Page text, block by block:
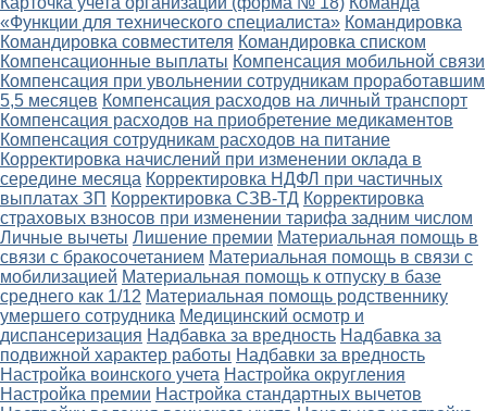
«Функции для технического специалиста» Командировка
Командировка совместителя Командировка списком
Компенсационные выплаты Компенсация мобильной связи
Компенсация при увольнении сотрудникам проработавшим
5,5 месяцев Компенсация расходов на личный транспорт
Компенсация расходов на приобретение медикаментов
Компенсация сотрудникам расходов на питание
Корректировка начислений при изменении оклада в
середине месяца Корректировка НДФЛ при частичных
выплатах ЗП Корректировка СЗВ-ТД Корректировка
страховых взносов при изменении тарифа задним числом
Личные вычеты Лишение премии Материальная помощь в
связи с бракосочетанием Материальная помощь в связи с
мобилизацией Материальная помощь к отпуску в базе
среднего как 1/12 Материальная помощь родственнику
умершего сотрудника Медицинский осмотр и
диспансеризация Надбавка за вредность Надбавка за
подвижной характер работы Надбавки за вредность
Настройка воинского учета Настройка округления
Настройка премии Настройка стандартных вычетов